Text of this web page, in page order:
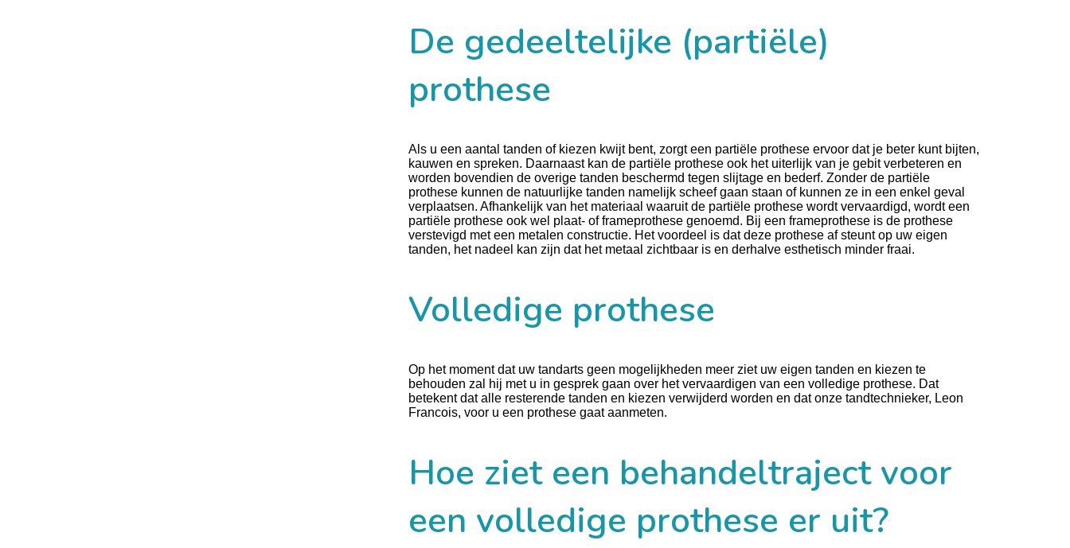
De gedeeltelijke (partiële)
prothese
Als u een aantal tanden of kiezen kwijt bent, zorgt een partiële prothese ervoor dat je beter kunt bijten,
kauwen en spreken. Daarnaast kan de partiële prothese ook het uiterlijk van je gebit verbeteren en
worden bovendien de overige tanden beschermd tegen slijtage en bederf. Zonder de partiële
prothese kunnen de natuurlijke tanden namelijk scheef gaan staan of kunnen ze in een enkel geval
verplaatsen. Afhankelijk van het materiaal waaruit de partiële prothese wordt vervaardigd, wordt een
partiële prothese ook wel plaat- of frameprothese genoemd. Bij een frameprothese is de prothese
verstevigd met een metalen constructie. Het voordeel is dat deze prothese af steunt op uw eigen
tanden, het nadeel kan zijn dat het metaal zichtbaar is en derhalve esthetisch minder fraai.
Volledige prothese
Op het moment dat uw tandarts geen mogelijkheden meer ziet uw eigen tanden en kiezen te
behouden zal hij met u in gesprek gaan over het vervaardigen van een volledige prothese. Dat
betekent dat alle resterende tanden en kiezen verwijderd worden en dat onze tandtechnieker, Leon
Francois, voor u een prothese gaat aanmeten.
Hoe ziet een behandeltraject voor
een volledige prothese er uit?